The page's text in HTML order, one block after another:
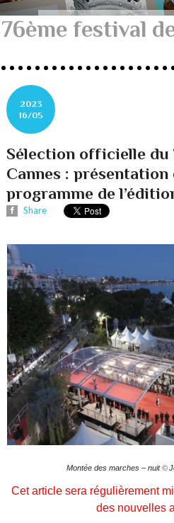
76ème festival
2023
16/05
Sélection officielle du
Cannes : présentation
programme de
Share
Montée des marches – nuit©
Cet article sera régulièrement
des nouvelles